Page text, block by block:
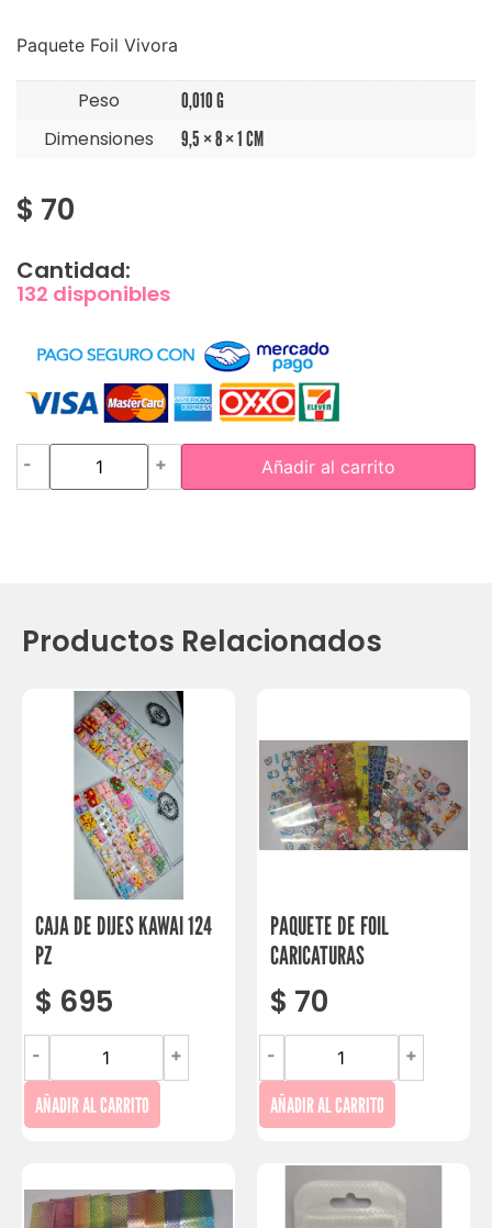
Paquete Foil Vivora
Peso 0,010 G
Dimensiones 9,5 × 8 × 1 CM
$ 70
Cantidad:
132 disponibles
- + Añadir al carrito
Productos Relacionados
CAJA DE DIJES KAWAI 124
PZ
$ 695
- +
AÑADIR AL CARRITO
PAQUETE DE FOIL
CARICATURAS
$ 70
- +
AÑADIR AL CARRITO